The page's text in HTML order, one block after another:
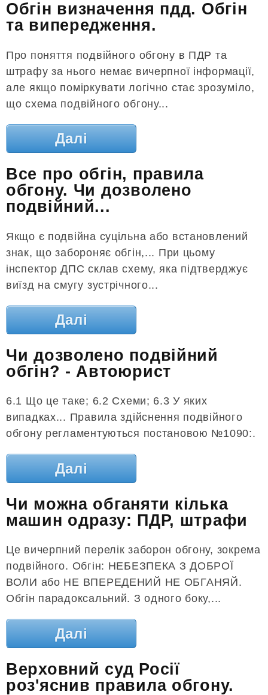
Обгін визначення пдд. Обгін
та випередження.
Про поняття подвійного обгону в ПДР та
штрафу за нього немає вичерпної інформації,
але якщо поміркувати логічно стає зрозуміло,
що схема подвійного обгону...
Далі
Все про обгін, правила
обгону. Чи дозволено
подвійний...
Якщо є подвійна суцільна або встановлений
знак, що забороняє обгін,... При цьому
інспектор ДПС склав схему, яка підтверджує
виїзд на смугу зустрічного...
Далі
Чи дозволено подвійний
обгін? - Автоюрист
6.1 Що це таке; 6.2 Схеми; 6.3 У яких
випадках... Правила здійснення подвійного
обгону регламентуються постановою №1090:.
Далі
Чи можна обганяти кілька
машин одразу: ПДР, штрафи
Це вичерпний перелік заборон обгону, зокрема
подвійного. Обгін: НЕБЕЗПЕКА З ДОБРОЇ
ВОЛИ або НЕ ВПЕРЕДЕНИЙ НЕ ОБГАНЯЙ.
Обгін парадоксальний. З одного боку,...
Далі
Верховний суд Росії
роз'яснив правила обгону.